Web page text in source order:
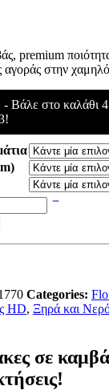
premium
αγοράς στην
στο καλάθι
Categories:
HD, Ξηρά και
σε